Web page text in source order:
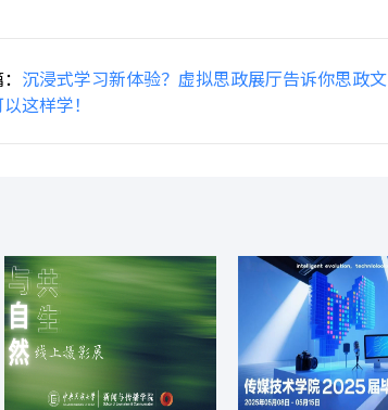
沉浸式学习新体验？虚拟思政展厅告诉你思政文
这样学！